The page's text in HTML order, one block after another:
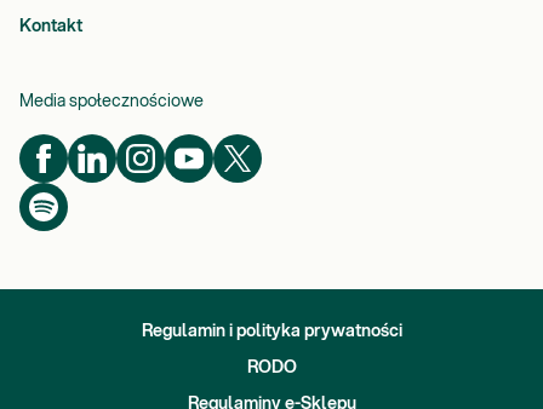
Kontakt
Media społecznościowe
Regulamin i polityka prywatności
RODO
Regulaminy e-Sklepu